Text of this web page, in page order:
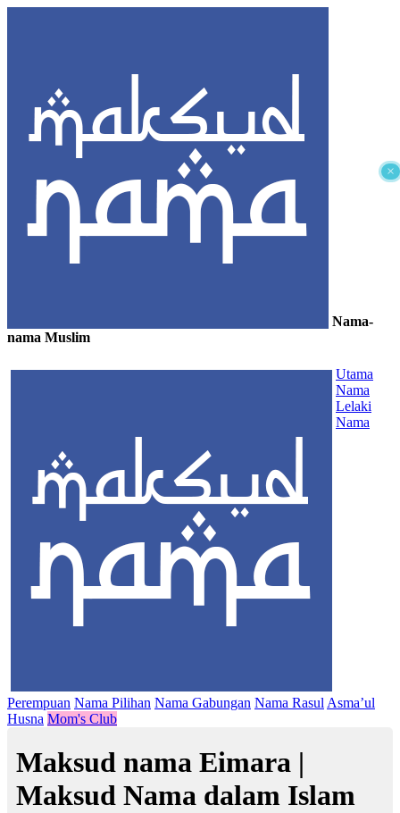
×
Nama-
nama Muslim
Utama
Nama
Lelaki
Nama
Perempuan Nama Pilihan Nama Gabungan Nama Rasul Asma’ul
Husna Mom's Club
Maksud nama Eimara |
Maksud Nama dalam Islam